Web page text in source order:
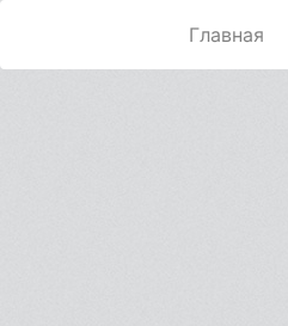
Главная